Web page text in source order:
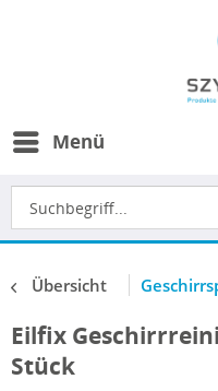
Menü
Übersicht
Eilfix
Stück